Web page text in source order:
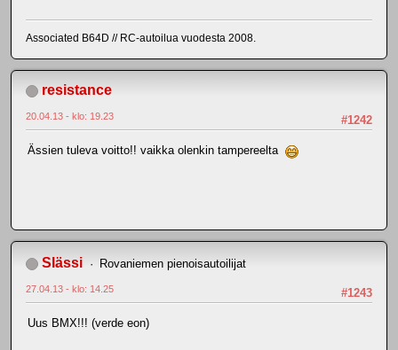
Associated B64D // RC-autoilua vuodesta 2008.
resistance
#1242
20.04.13 - klo: 19.23
Ässien tuleva voitto!! vaikka olenkin tampereelta
Slässi Rovaniemen pienoisautoilijat
#1243
27.04.13 - klo: 14.25
Uus BMX!!! (verde eon)